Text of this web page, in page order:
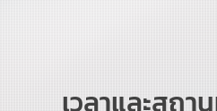
เวลาและสถา